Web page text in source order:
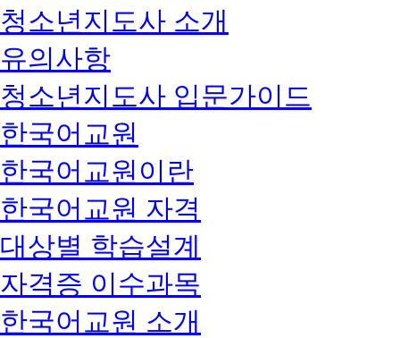
청소년지도사 소개
유의사항
청소년지도사 입문가이드
한국어교원
한국어교원이란
한국어교원 자격
대상별 학습설계
자격증 이수과목
한국어교원 소개